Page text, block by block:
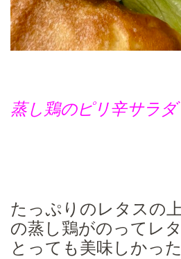
蒸し鶏のピリ辛サラダ
たっぷりのレタスの
の蒸し鶏がのってレ
とっても美味しかっ